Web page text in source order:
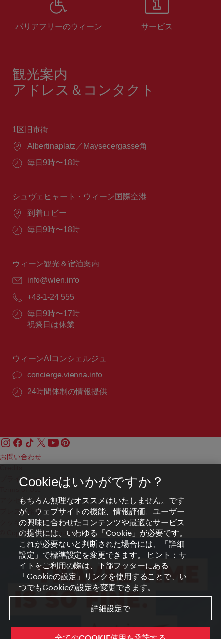
バリアフリーのウィーン サービス
観光案内
アドレス＆コンタクト
1区旧市街
場
Albertinaplatz／Maysedergasse角
営
間：
毎日9時〜18時
シュヴェヒャート・ウィーン国際空港
場
到着ロビー
営
間：
毎日9時〜18時
ウィーン観光＆宿泊案内
E
ー
ル：
info@wien.info
電
番
号：
+43-1-24 555
営
業
毎日9時〜17時
祝祭日は休業
ウィーンAIコンシェルジュ
concierge.vienna.info
24時間体制の情報提供
お問い合わせ
プライバシーポリシー
アクセシビリティ
プレス連絡先
クッキーの設定
© Copyright WienTourismus
Cookieはいかがですか？
もちろん無理なオススメはいたしません。です
が、ウェブサイトの機能、情報評価、ユーザー
の興味に合わせたコンテンツや最適なサービス
の提供には、いわゆる「Cookie」が必要です。
これが必要ないと判断された場合には、「詳細
設定」で標準設定を変更できます。 ヒント：サ
イトをご利用の際は、下部フッターにある
「Cookieの設定」リンクを使用することで、い
つでもCookieの設定を変更できます。
詳細設定で